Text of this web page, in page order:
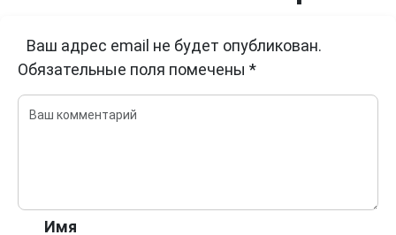
Ваш адрес email не будет опубликован.
Обязательные поля помечены *
Имя